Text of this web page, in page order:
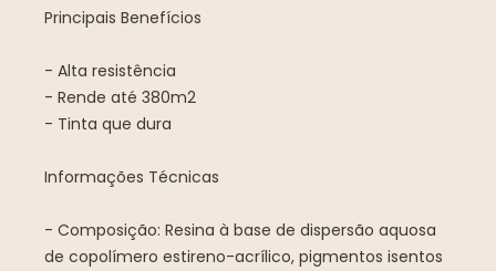
Principais Benefícios
- Alta resistência
- Rende até 380m2
- Tinta que dura
Informações Técnicas
- Composição: Resina à base de dispersão aquosa
de copolímero estireno-acrílico, pigmentos isentos